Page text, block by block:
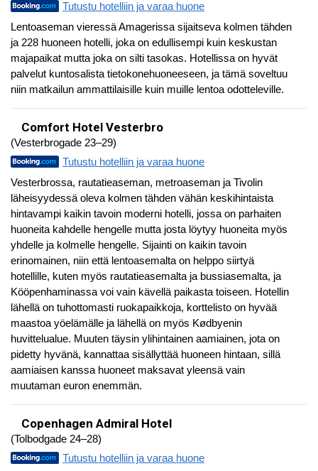
Tutustu hotelliin ja varaa huone
Lentoaseman vieressä Amagerissa sijaitseva kolmen tähden
ja 228 huoneen hotelli, joka on edullisempi kuin keskustan
majapaikat mutta joka on silti tasokas. Hotellissa on hyvät
palvelut kuntosalista tietokonehuoneeseen, ja tämä soveltuu
niin matkailun ammattilaisille kuin muille lentoa odotteleville.
Comfort Hotel Vesterbro
(Vesterbrogade 23–29)
Tutustu hotelliin ja varaa huone
Vesterbrossa, rautatieaseman, metroaseman ja Tivolin
läheisyydessä oleva kolmen tähden vähän keskihintaista
hintavampi kaikin tavoin moderni hotelli, jossa on parhaiten
huoneita kahdelle hengelle mutta josta löytyy huoneita myös
yhdelle ja kolmelle hengelle. Sijainti on kaikin tavoin
erinomainen, niin että lentoasemalta on helppo siirtyä
hotellille, kuten myös rautatieasemalta ja bussiasemalta, ja
Kööpenhaminassa voi vain kävellä paikasta toiseen. Hotellin
lähellä on tuhottomasti ruokapaikkoja, korttelisto on hyvää
maastoa yöelämälle ja lähellä on myös Kødbyenin
huvittelualue. Muuten täysin ylihintainen aamiainen, jota on
pidetty hyvänä, kannattaa sisällyttää huoneen hintaan, sillä
aamiaisen kanssa huoneet maksavat yleensä vain
muutaman euron enemmän.
Copenhagen Admiral Hotel
(Tolbodgade 24–28)
Tutustu hotelliin ja varaa huone